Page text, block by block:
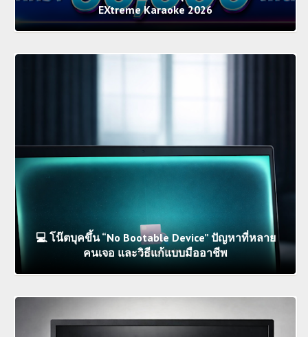
EXtreme Karaoke 2026
💻 โน๊ตบุคขึ้น “No Bootable Device” ปัญหาที่หลาย
คนเจอ และวิธีแก้แบบมืออาชีพ